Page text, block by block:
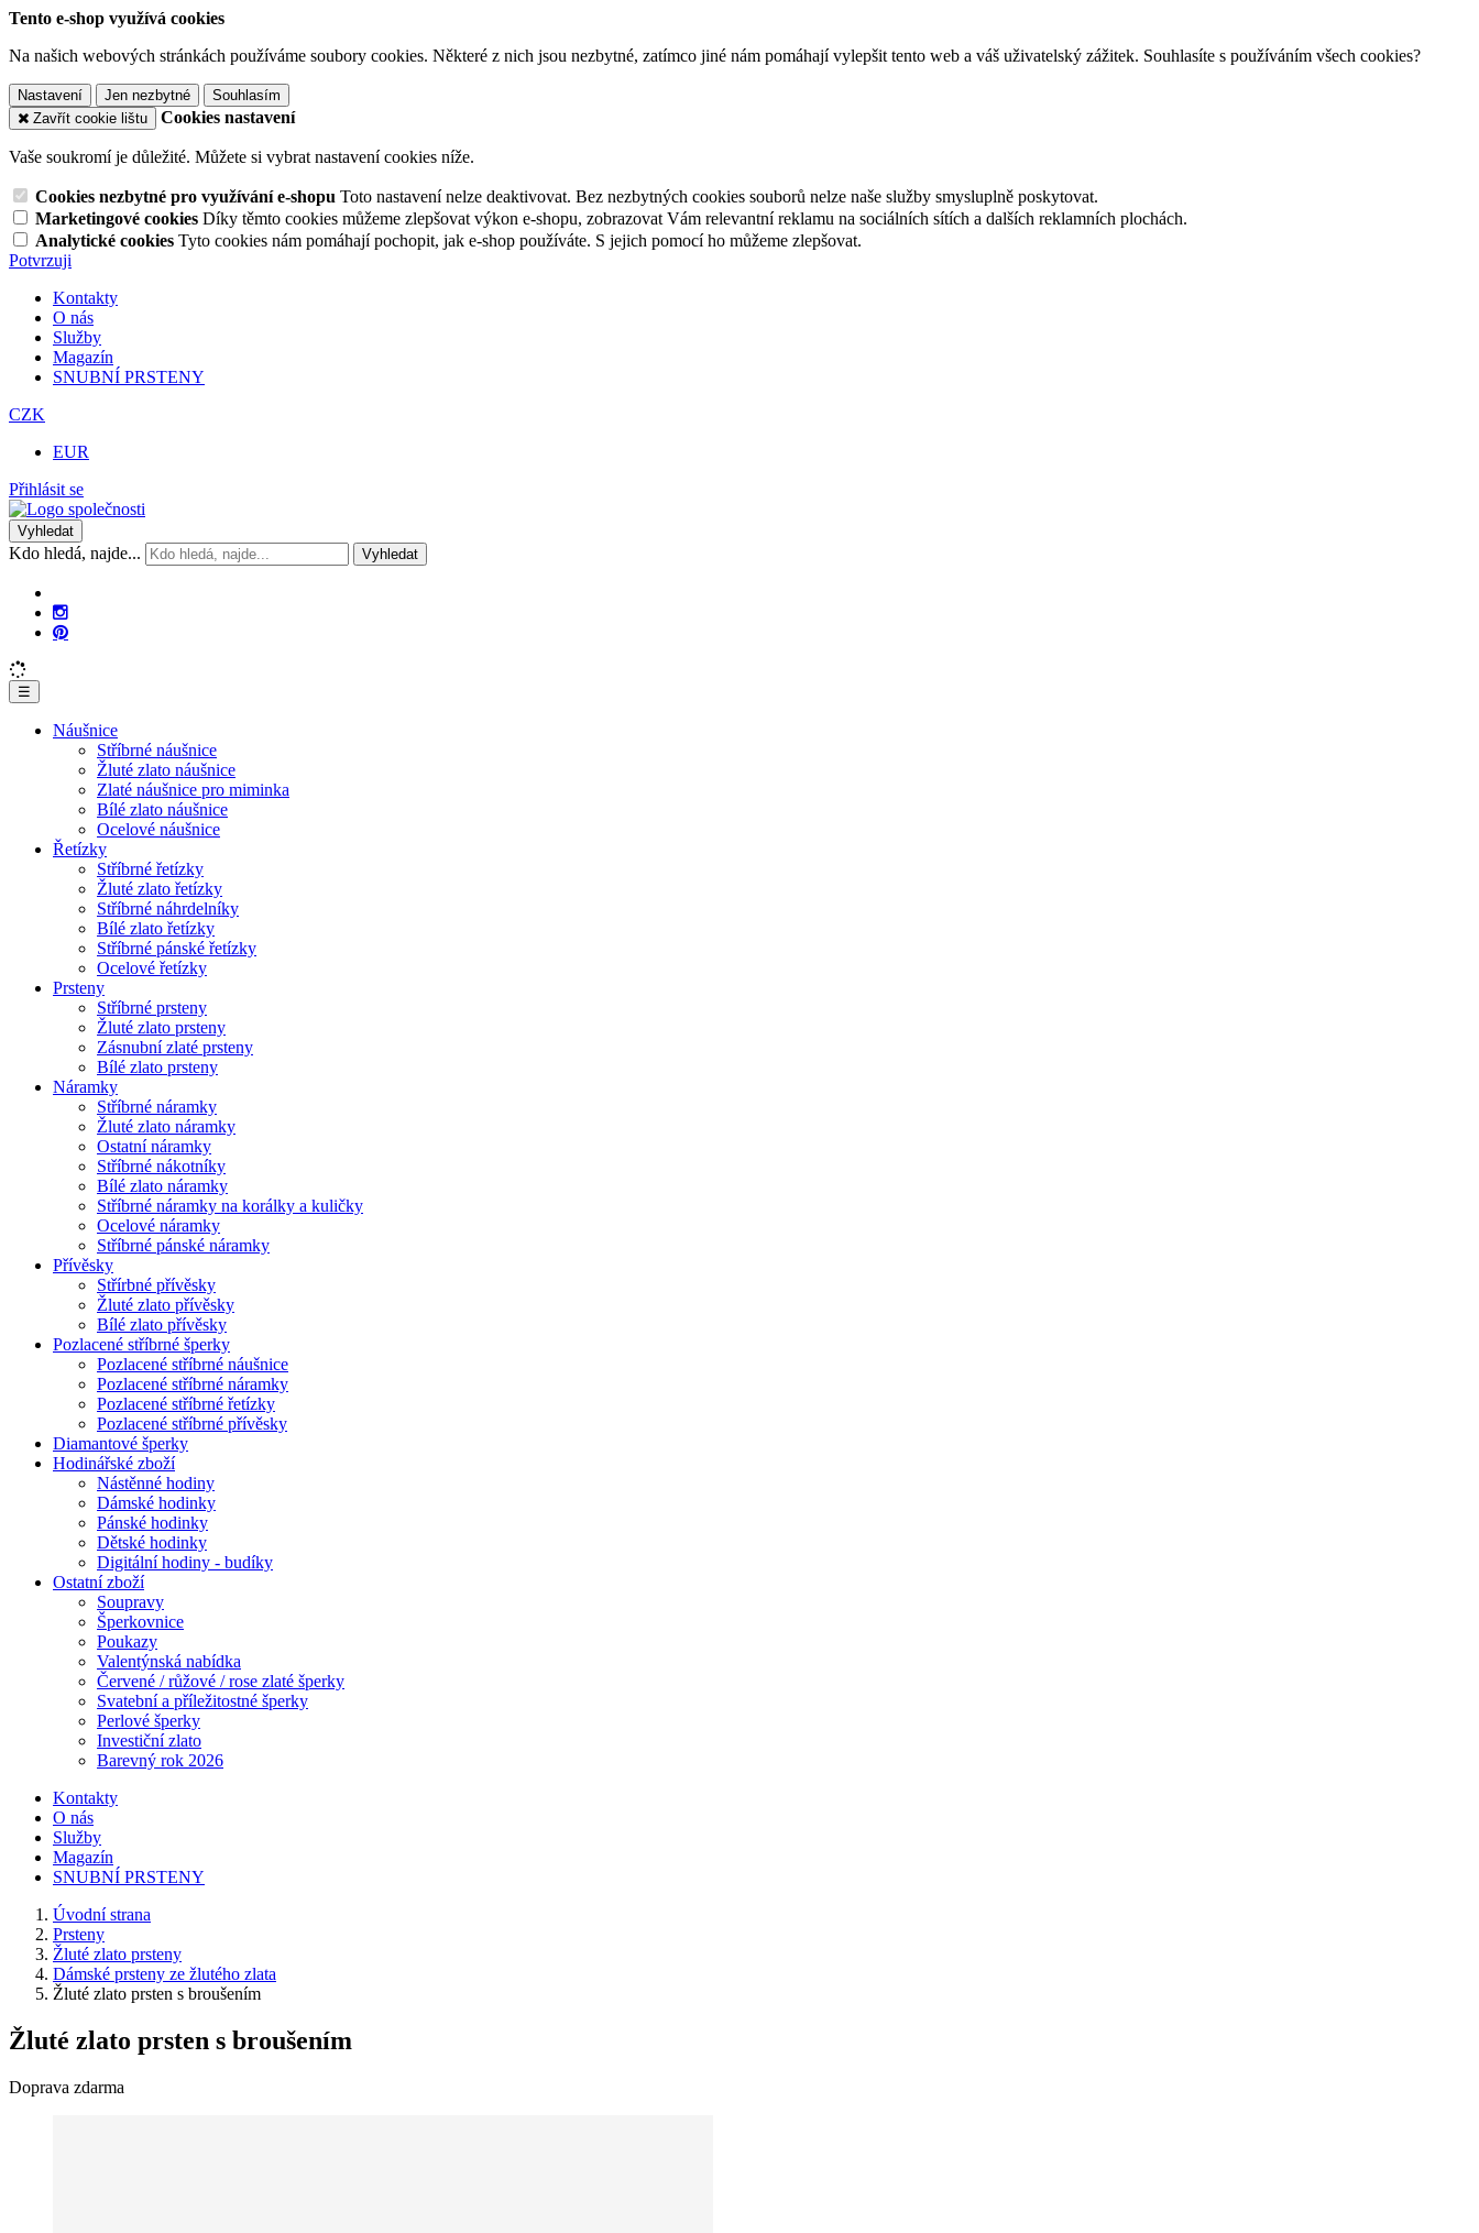
Tento e-shop využívá cookies
Na našich webových stránkách používáme soubory cookies. Některé z nich jsou nezbytné, zatímco jiné nám pomáhají vylepšit tento web a váš uživatelský zážitek. Souhlasíte s používáním všech cookies?
Nastavení Jen nezbytné
Souhlasím
Zavřít cookie lištu
Cookies nastavení
Vaše soukromí je důležité. Můžete si vybrat nastavení cookies níže.
Cookies nezbytné pro využívání e-shopu Toto nastavení nelze deaktivovat. Bez nezbytných cookies souborů nelze naše služby smysluplně poskytovat.
Marketingové cookies Díky těmto cookies můžeme zlepšovat výkon e-shopu, zobrazovat Vám relevantní reklamu na sociálních sítích a dalších reklamních plochách.
Analytické cookies Tyto cookies nám pomáhají pochopit, jak e-shop používáte. S jejich pomocí ho můžeme zlepšovat.
Potvrzuji
Kontakty
O nás
Služby
Magazín
SNUBNÍ PRSTENY
CZK
EUR
Přihlásit se
Vyhledat
Kdo hledá, najde... Vyhledat
☰
Náušnice
Stříbrné náušnice
Žluté zlato náušnice
Zlaté náušnice pro miminka
Bílé zlato náušnice
Ocelové náušnice
Řetízky
Stříbrné řetízky
Žluté zlato řetízky
Stříbrné náhrdelníky
Bílé zlato řetízky
Stříbrné pánské řetízky
Ocelové řetízky
Prsteny
Stříbrné prsteny
Žluté zlato prsteny
Zásnubní zlaté prsteny
Bílé zlato prsteny
Náramky
Stříbrné náramky
Žluté zlato náramky
Ostatní náramky
Stříbrné nákotníky
Bílé zlato náramky
Stříbrné náramky na korálky a kuličky
Ocelové náramky
Stříbrné pánské náramky
Přívěsky
Střírbné přívěsky
Žluté zlato přívěsky
Bílé zlato přívěsky
Pozlacené stříbrné šperky
Pozlacené stříbrné náušnice
Pozlacené stříbrné náramky
Pozlacené stříbrné řetízky
Pozlacené stříbrné přívěsky
Diamantové šperky
Hodinářské zboží
Nástěnné hodiny
Dámské hodinky
Pánské hodinky
Dětské hodinky
Digitální hodiny - budíky
Ostatní zboží
Soupravy
Šperkovnice
Poukazy
Valentýnská nabídka
Červené / růžové / rose zlaté šperky
Svatební a příležitostné šperky
Perlové šperky
Investiční zlato
Barevný rok 2026
Kontakty
O nás
Služby
Magazín
SNUBNÍ PRSTENY
Úvodní strana
Prsteny
Žluté zlato prsteny
Dámské prsteny ze žlutého zlata
Žluté zlato prsten s broušením
Žluté zlato prsten s broušením
Doprava zdarma